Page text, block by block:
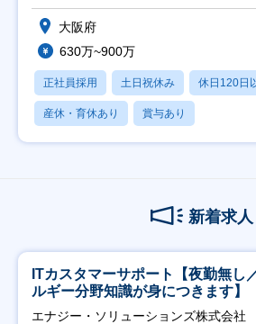
大阪府
630万~900万
正社員採用 土日祝休み 休日120日
産休・育休あり 賞与あり
新着求人
ITカスタマーサポート【夜勤無し
ルギー分野知識が身につきます】
エナジー・ソリューションズ株式会社